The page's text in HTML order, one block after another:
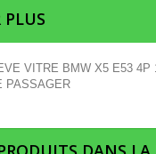
PLUS
VITRE BMW X5 E53 4P
PASSAGER